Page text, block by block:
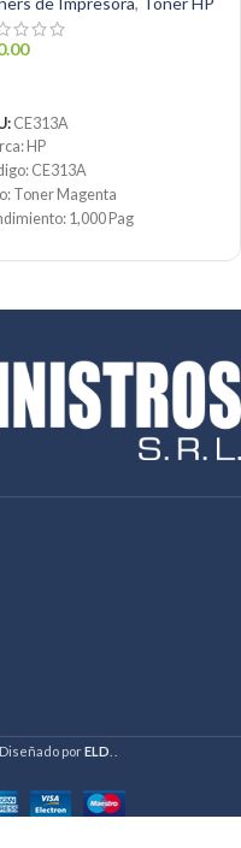
CE313A
HP
CE313A
Toner Magenta
1,000 Pag
Original
51 991 864 930
porELD